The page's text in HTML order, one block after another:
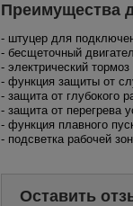
Преимущества
- штуцер для
- бесщеточный
- электрический тормоз
- функция защиты от
- защита от глубокого
- защита от перегрева
- функция плавного
- подсветка рабочей
Оставить